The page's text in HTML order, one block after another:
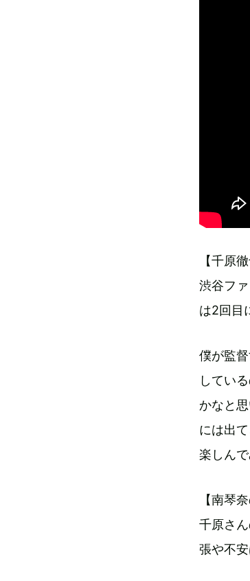
【千原
渋谷フ
は2回目
僕が監
してい
かなと
には出
楽しんで
【南琴
千原さ
張や不